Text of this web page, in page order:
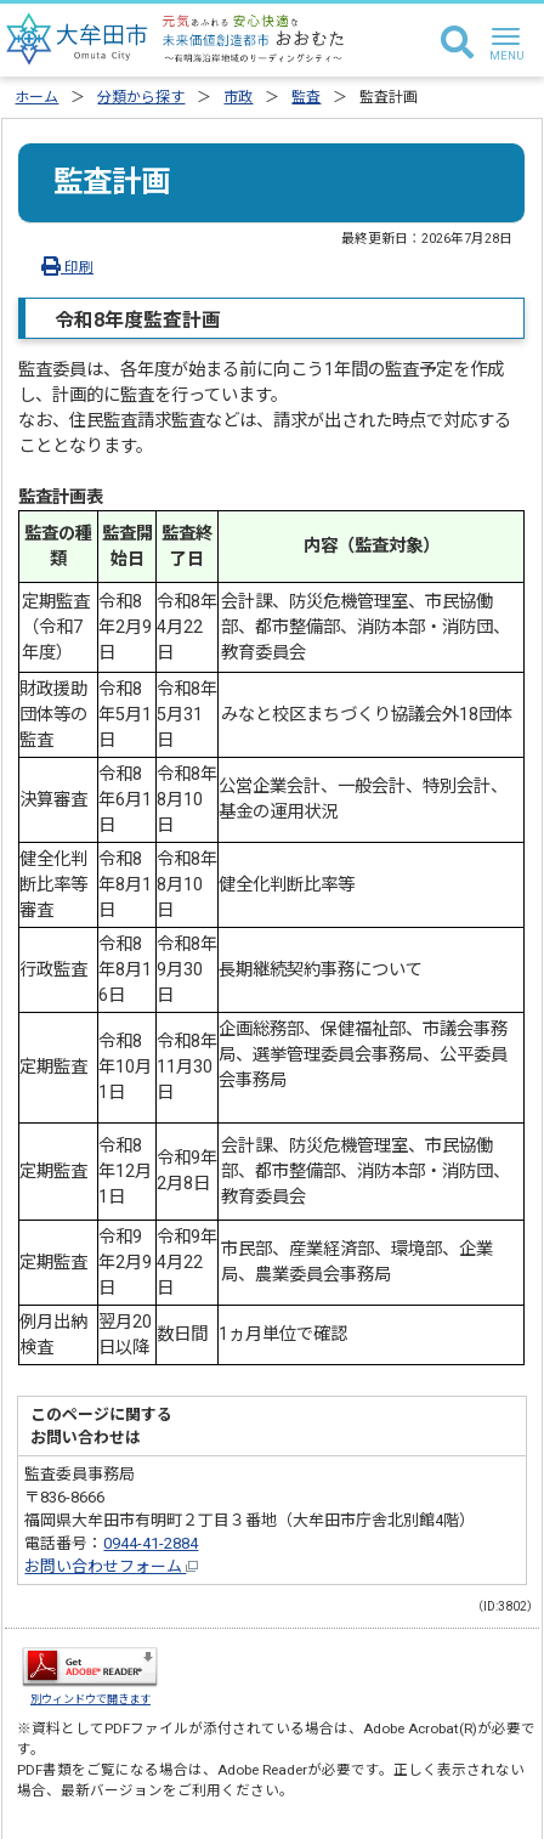
ホーム 分類から探す 市政 監査 監査計画
監査計画
最終更新日：2026年7月28日
印刷
令和8年度監査計画
監査委員は、各年度が始まる前に向こう1年間の監査予定を作成
し、計画的に監査を行っています。
なお、住民監査請求監査などは、請求が出された時点で対応する
こととなります。
監査計画表
監査の種
類
監査開
始日
監査終
了日
内容（監査対象）
定期監査
（令和7
年度）
令和8
年2月9
日
令和8年
4月22
日
会計課、防災危機管理室、市民協働
部、都市整備部、消防本部・消防団、
教育委員会
財政援助
団体等の
監査
令和8
年5月1
日
令和8年
5月31
日
みなと校区まちづくり協議会外18団体
決算審査
令和8
年6月1
日
令和8年
8月10
日
公営企業会計、一般会計、特別会計、
基金の運用状況
健全化判
断比率等
審査
令和8
年8月1
日
令和8年
8月10
日
健全化判断比率等
行政監査
令和8
年8月1
6日
令和8年
9月30
日
長期継続契約事務について
定期監査
令和8
年10月
1日
令和8年
11月30
日
企画総務部、保健福祉部、市議会事務
局、選挙管理委員会事務局、公平委員
会事務局
定期監査
令和8
年12月
1日
令和9年
2月8日
会計課、防災危機管理室、市民協働
部、都市整備部、消防本部・消防団、
教育委員会
定期監査
令和9
年2月9
日
令和9年
4月22
日
市民部、産業経済部、環境部、企業
局、農業委員会事務局
例月出納
検査
翌月20
日以降
数日間 1ヵ月単位で確認
このページに関する
お問い合わせは
監査委員事務局
〒836-8666
福岡県大牟田市有明町２丁目３番地（大牟田市庁舎北別館4階）
電話番号：0944-41-2884
お問い合わせフォーム
（ID:3802）
別ウィンドウで開きます
※資料としてPDFファイルが添付されている場合は、Adobe Acrobat(R)が必要で
す。
PDF書類をご覧になる場合は、Adobe Readerが必要です。正しく表示されない
場合、最新バージョンをご利用ください。